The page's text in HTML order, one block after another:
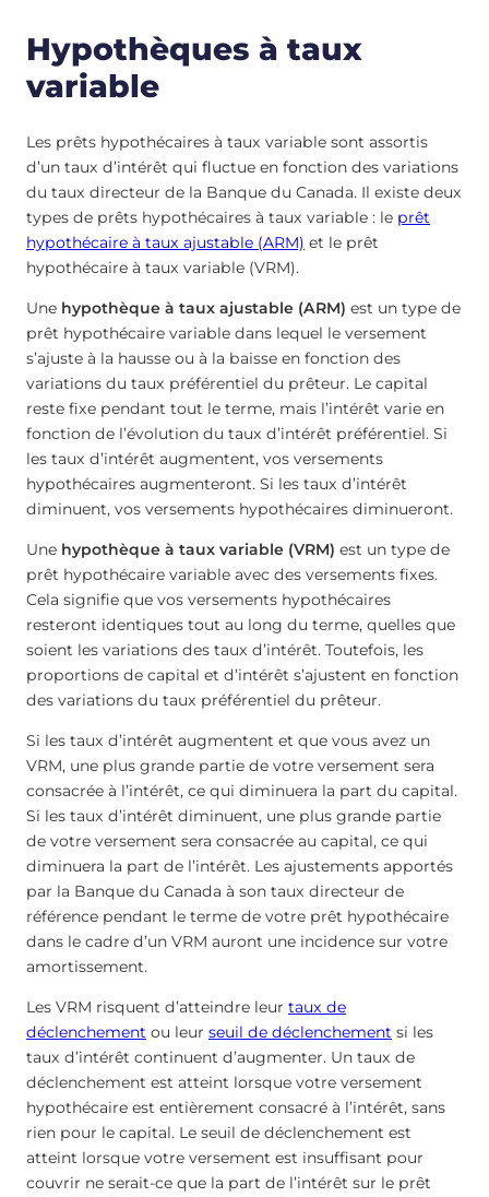
Hypothèques à taux
variable
Les prêts hypothécaires à taux variable sont assortis
d’un taux d’intérêt qui fluctue en fonction des variations
du taux directeur de la Banque du Canada. Il existe deux
types de prêts hypothécaires à taux variable : le prêt
hypothécaire à taux ajustable (ARM) et le prêt
hypothécaire à taux variable (VRM).
Une hypothèque à taux ajustable (ARM) est un type de
prêt hypothécaire variable dans lequel le versement
s’ajuste à la hausse ou à la baisse en fonction des
variations du taux préférentiel du prêteur. Le capital
reste fixe pendant tout le terme, mais l’intérêt varie en
fonction de l’évolution du taux d’intérêt préférentiel. Si
les taux d’intérêt augmentent, vos versements
hypothécaires augmenteront. Si les taux d’intérêt
diminuent, vos versements hypothécaires diminueront.
Une hypothèque à taux variable (VRM) est un type de
prêt hypothécaire variable avec des versements fixes.
Cela signifie que vos versements hypothécaires
resteront identiques tout au long du terme, quelles que
soient les variations des taux d’intérêt. Toutefois, les
proportions de capital et d’intérêt s’ajustent en fonction
des variations du taux préférentiel du prêteur.
Si les taux d’intérêt augmentent et que vous avez un
VRM, une plus grande partie de votre versement sera
consacrée à l’intérêt, ce qui diminuera la part du capital.
Si les taux d’intérêt diminuent, une plus grande partie
de votre versement sera consacrée au capital, ce qui
diminuera la part de l’intérêt. Les ajustements apportés
par la Banque du Canada à son taux directeur de
référence pendant le terme de votre prêt hypothécaire
dans le cadre d’un VRM auront une incidence sur votre
amortissement.
Les VRM risquent d’atteindre leur taux de
déclenchement ou leur seuil de déclenchement si les
taux d’intérêt continuent d’augmenter. Un taux de
déclenchement est atteint lorsque votre versement
hypothécaire est entièrement consacré à l’intérêt, sans
rien pour le capital. Le seuil de déclenchement est
atteint lorsque votre versement est insuffisant pour
couvrir ne serait-ce que la part de l’intérêt sur le prêt